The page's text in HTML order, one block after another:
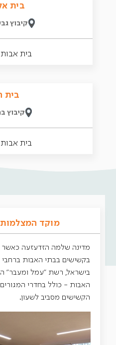
בית
קיבוץ
בית אבות
בית
קיבוץ
בית אבות
מוקד
מדינה שלמה הזדעזעה כאשר
בקשישים בבתי האבות
בישראל, רשת "עמל ומעבר"
האבות - כולל בחדרי
הקשישים מסביב לשעון.